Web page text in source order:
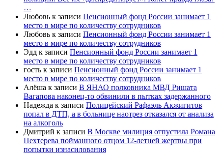
…
Любовь к записи Пенсионный фонд России занимает 1
место в мире по количеству сотрудников
Любовь к записи Пенсионный фонд России занимает 1
место в мире по количеству сотрудников
Эдд к записи Пенсионный фонд России занимает 1
место в мире по количеству сотрудников
гость к записи Пенсионный фонд России занимает 1
место в мире по количеству сотрудников
Алёша к записи В ЯНАО полковника МВД Ришата
Вагапова наконец-то обвинили в пытках задержанного
Надежда к записи Полицейский Рафаэль Акжигитов
попал в ДТП, а в больнице наотрез отказался от анализа
на алкоголь
Дмитрий к записи В Москве милиция отпустила Романа
Пехтерева пойманного отцом 12-летней жертвы при
попытки изнасилования